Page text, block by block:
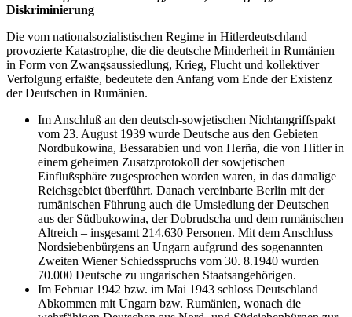
Diskriminierung
Die vom nationalsozialistischen Regime in Hitlerdeutschland
provozierte Katastrophe, die die deutsche Minderheit in Rumänien
in Form von Zwangsaussiedlung, Krieg, Flucht und kollektiver
Verfolgung erfaßte, bedeutete den Anfang vom Ende der Existenz
der Deutschen in Rumänien.
Im Anschluß an den deutsch-sowjetischen Nichtangriffspakt
vom 23. August 1939 wurde Deutsche aus den Gebieten
Nordbukowina, Bessarabien und von Herña, die von Hitler in
einem geheimen Zusatzprotokoll der sowjetischen
Einflußsphäre zugesprochen worden waren, in das damalige
Reichsgebiet überführt. Danach vereinbarte Berlin mit der
rumänischen Führung auch die Umsiedlung der Deutschen
aus der Südbukowina, der Dobrudscha und dem rumänischen
Altreich – insgesamt 214.630 Personen. Mit dem Anschluss
Nordsiebenbürgens an Ungarn aufgrund des sogenannten
Zweiten Wiener Schiedsspruchs vom 30. 8.1940 wurden
70.000 Deutsche zu ungarischen Staatsangehörigen.
Im Februar 1942 bzw. im Mai 1943 schloss Deutschland
Abkommen mit Ungarn bzw. Rumänien, wonach die